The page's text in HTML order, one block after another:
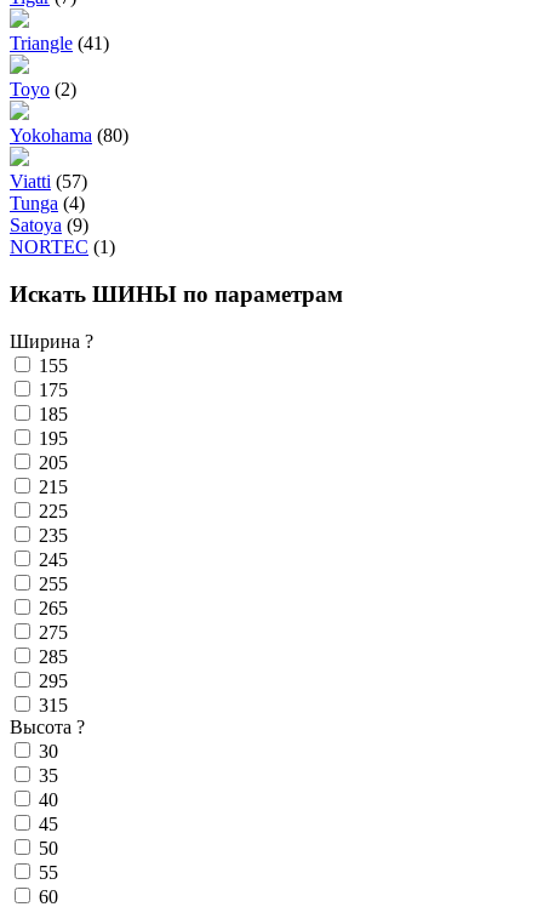
Triangle (41)
Toyo (2)
Yokohama (80)
Viatti (57)
Tunga (4)
Satoya (9)
NORTEC (1)
Искать ШИНЫ по параметрам
Ширина ?
155
175
185
195
205
215
225
235
245
255
265
275
285
295
315
Высота ?
30
35
40
45
50
55
60